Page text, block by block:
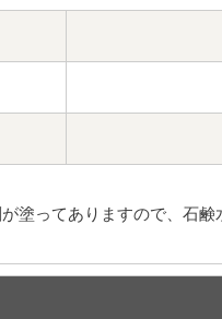
塗ってありますので、石鹸